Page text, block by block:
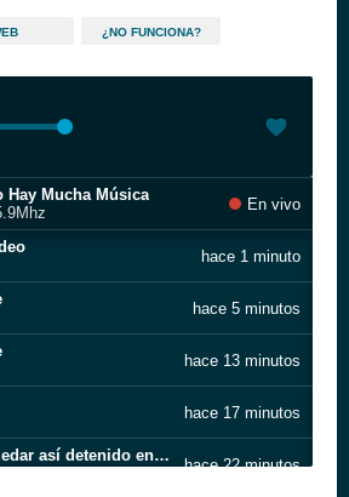
¿NO FUNCIONA?
Hay Mucha Música
En vivo
hace 1 minuto
hace 5 minutos
hace 13 minutos
hace 17 minutos
No podes quedar así detenido en tiempo y espacio
hace 22 minutos